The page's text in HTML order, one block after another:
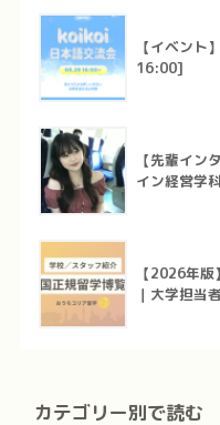
【イベント
16:00]
【先輩イン
イン経営学
【2026年
｜大学担当
カテゴリー別で読む